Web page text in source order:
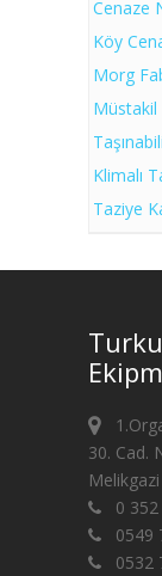
Cenaze
Köy
Morg
Klimalı
Taziye
30. Cad.
0
0549
0532